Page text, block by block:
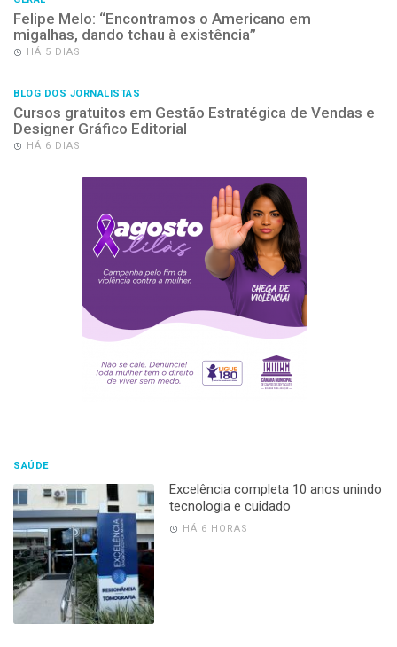
Felipe Melo: “Encontramos o Americano em
migalhas, dando tchau à existência”
HÁ 5 DIAS
BLOG DOS JORNALISTAS
Cursos gratuitos em Gestão Estratégica de Vendas e
Designer Gráfico Editorial
HÁ 6 DIAS
SAÚDE
Excelência completa 10 anos unindo
tecnologia e cuidado
HÁ 6 HORAS